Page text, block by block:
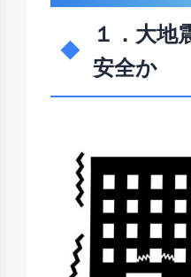
１．大地
安全か